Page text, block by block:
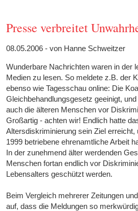
Presse verbreitet
08.05.2006 - von Hanne Schweitzer
Wunderbare Nachrichten waren in der
Medien zu lesen. So meldete z.B. der
ebenso wie Tagesschau online: Die
Gleichbehandlungsgesetz geeinigt,
auch die älteren Menschen vor
Großartig - achten wir! Endlich hatte
Altersdiskriminierung sein Ziel erreicht,
1999 betriebene ehrenamtliche Arbeit
In der zunehmend älter werdenden
Menschen fortan endlich vor
Lebensalters geschützt werden.
Beim Vergleich mehrerer Zeitungen
auf, dass die Meldungen so